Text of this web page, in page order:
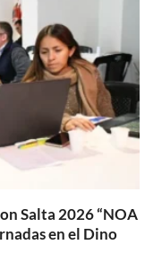
Salta 2026 “NOA
en el Dino